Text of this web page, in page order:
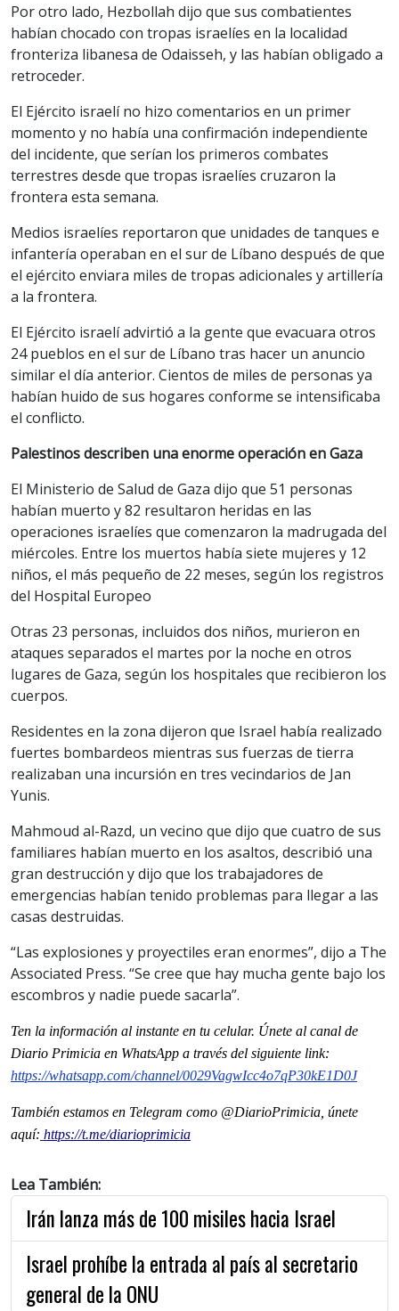
Por otro lado, Hezbollah dijo que sus combatientes
habían chocado con tropas israelíes en la localidad
fronteriza libanesa de Odaisseh, y las habían obligado a
retroceder.
El Ejército israelí no hizo comentarios en un primer
momento y no había una confirmación independiente
del incidente, que serían los primeros combates
terrestres desde que tropas israelíes cruzaron la
frontera esta semana.
Medios israelíes reportaron que unidades de tanques e
infantería operaban en el sur de Líbano después de que
el ejército enviara miles de tropas adicionales y artillería
a la frontera.
El Ejército israelí advirtió a la gente que evacuara otros
24 pueblos en el sur de Líbano tras hacer un anuncio
similar el día anterior. Cientos de miles de personas ya
habían huido de sus hogares conforme se intensificaba
el conflicto.
Palestinos describen una enorme operación en Gaza
El Ministerio de Salud de Gaza dijo que 51 personas
habían muerto y 82 resultaron heridas en las
operaciones israelíes que comenzaron la madrugada del
miércoles. Entre los muertos había siete mujeres y 12
niños, el más pequeño de 22 meses, según los registros
del Hospital Europeo
Otras 23 personas, incluidos dos niños, murieron en
ataques separados el martes por la noche en otros
lugares de Gaza, según los hospitales que recibieron los
cuerpos.
Residentes en la zona dijeron que Israel había realizado
fuertes bombardeos mientras sus fuerzas de tierra
realizaban una incursión en tres vecindarios de Jan
Yunis.
Mahmoud al-Razd, un vecino que dijo que cuatro de sus
familiares habían muerto en los asaltos, describió una
gran destrucción y dijo que los trabajadores de
emergencias habían tenido problemas para llegar a las
casas destruidas.
“Las explosiones y proyectiles eran enormes”, dijo a The
Associated Press. “Se cree que hay mucha gente bajo los
escombros y nadie puede sacarla”.
Ten la información al instante en tu celular. Únete al canal de
Diario Primicia en WhatsApp a través del siguiente link:
https://whatsapp.com/channel/0029VagwIcc4o7qP30kE1D0J
También estamos en Telegram como @DiarioPrimicia, únete
aquí: https://t.me/diarioprimicia
Lea También:
Irán lanza más de 100 misiles hacia Israel
Israel prohíbe la entrada al país al secretario
general de la ONU